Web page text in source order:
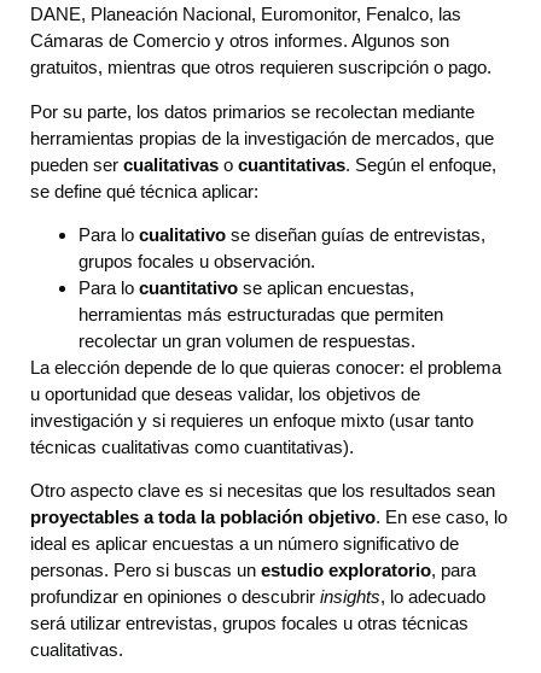
DANE, Planeación Nacional, Euromonitor, Fenalco, las
Cámaras de Comercio y otros informes. Algunos son
gratuitos, mientras que otros requieren suscripción o pago.
Por su parte, los datos primarios se recolectan mediante
herramientas propias de la investigación de mercados, que
pueden ser cualitativas o cuantitativas. Según el enfoque,
se define qué técnica aplicar:
Para lo cualitativo se diseñan guías de entrevistas,
grupos focales u observación.
Para lo cuantitativo se aplican encuestas,
herramientas más estructuradas que permiten
recolectar un gran volumen de respuestas.
La elección depende de lo que quieras conocer: el problema
u oportunidad que deseas validar, los objetivos de
investigación y si requieres un enfoque mixto (usar tanto
técnicas cualitativas como cuantitativas).
Otro aspecto clave es si necesitas que los resultados sean
proyectables a toda la población objetivo. En ese caso, lo
ideal es aplicar encuestas a un número significativo de
personas. Pero si buscas un estudio exploratorio, para
profundizar en opiniones o descubrir insights, lo adecuado
será utilizar entrevistas, grupos focales u otras técnicas
cualitativas.